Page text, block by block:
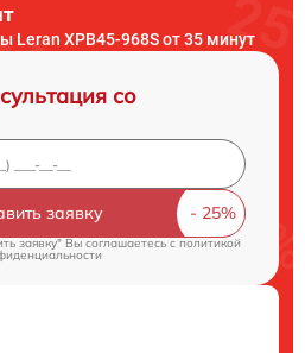
Leran XPB45-968S от 35 минут
со
заявку
заявку" Вы соглашаетесь cполитикой